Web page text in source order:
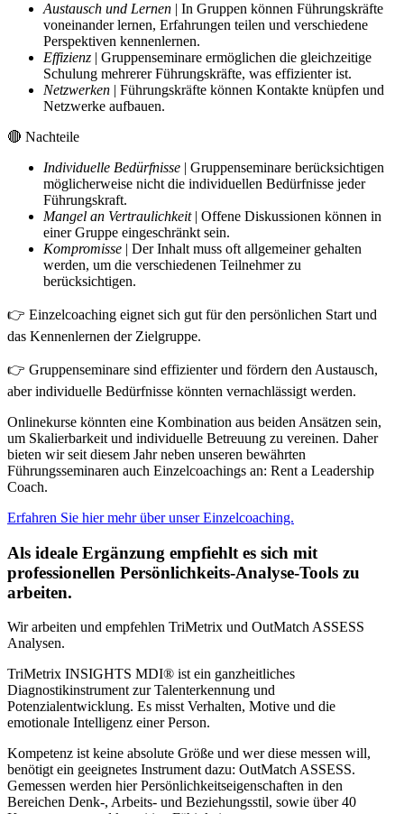
Austausch und Lernen | In Gruppen können Führungskräfte
voneinander lernen, Erfahrungen teilen und verschiedene
Perspektiven kennenlernen.
Effizienz | Gruppenseminare ermöglichen die gleichzeitige
Schulung mehrerer Führungskräfte, was effizienter ist.
Netzwerken | Führungskräfte können Kontakte knüpfen und
Netzwerke aufbauen.
🔴 Nachteile
Individuelle Bedürfnisse | Gruppenseminare berücksichtigen
möglicherweise nicht die individuellen Bedürfnisse jeder
Führungskraft.
Mangel an Vertraulichkeit| Offene Diskussionen können in
einer Gruppe eingeschränkt sein.
Kompromisse | Der Inhalt muss oft allgemeiner gehalten
werden, um die verschiedenen Teilnehmer zu
berücksichtigen.
👉 Einzelcoaching eignet sich gut für den persönlichen Start und
das Kennenlernen der Zielgruppe.
👉 Gruppenseminare sind effizienter und fördern den Austausch,
aber individuelle Bedürfnisse könnten vernachlässigt werden.
Onlinekurse könnten eine Kombination aus beiden Ansätzen sein,
um Skalierbarkeit und individuelle Betreuung zu vereinen. Daher
bieten wir seit diesem Jahr neben unseren bewährten
Führungsseminaren auch Einzelcoachings an: Rent a Leadership
Coach.
Erfahren Sie hier mehr über unser Einzelcoaching.
Als ideale Ergänzung empfiehlt es sich mit
professionellen Persönlichkeits-Analyse-Tools zu
arbeiten.
Wir arbeiten und empfehlen TriMetrix und OutMatch ASSESS
Analysen.
TriMetrix INSIGHTS MDI® ist ein ganzheitliches
Diagnostikinstrument zur Talenterkennung und
Potenzialentwicklung. Es misst Verhalten, Motive und die
emotionale Intelligenz einer Person.
Kompetenz ist keine absolute Größe und wer diese messen will,
benötigt ein geeignetes Instrument dazu: OutMatch ASSESS.
Gemessen werden hier Persönlichkeitseigenschaften in den
Bereichen Denk-, Arbeits- und Beziehungsstil, sowie über 40